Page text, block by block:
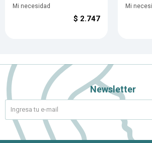
Mi necesidad
$ 2.747
Mi
Newsletter